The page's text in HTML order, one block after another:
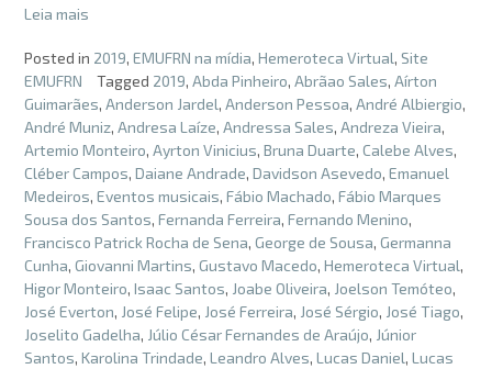
Leia mais
Posted in 2019, EMUFRN na mídia, Hemeroteca Virtual, Site
EMUFRN
Tagged 2019, Abda Pinheiro, Abrãao Sales, Aírton
Guimarães, Anderson Jardel, Anderson Pessoa, André Albiergio,
André Muniz, Andresa Laíze, Andressa Sales, Andreza Vieira,
Artemio Monteiro, Ayrton Vinicius, Bruna Duarte, Calebe Alves,
Cléber Campos, Daiane Andrade, Davidson Asevedo, Emanuel
Medeiros, Eventos musicais, Fábio Machado, Fábio Marques
Sousa dos Santos, Fernanda Ferreira, Fernando Menino,
Francisco Patrick Rocha de Sena, George de Sousa, Germanna
Cunha, Giovanni Martins, Gustavo Macedo, Hemeroteca Virtual,
Higor Monteiro, Isaac Santos, Joabe Oliveira, Joelson Temóteo,
José Everton, José Felipe, José Ferreira, José Sérgio, José Tiago,
Joselito Gadelha, Júlio César Fernandes de Araújo, Júnior
Santos, Karolina Trindade, Leandro Alves, Lucas Daniel, Lucas